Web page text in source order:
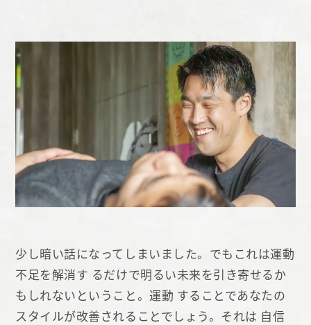
少し暗い話になってしまいました。でもこれは運動
不足を解消す るだけで明るい未来を引き寄せるか
もしれないということ。運動 することであなたの
スタイルが改善されることでしょう。それは 自信